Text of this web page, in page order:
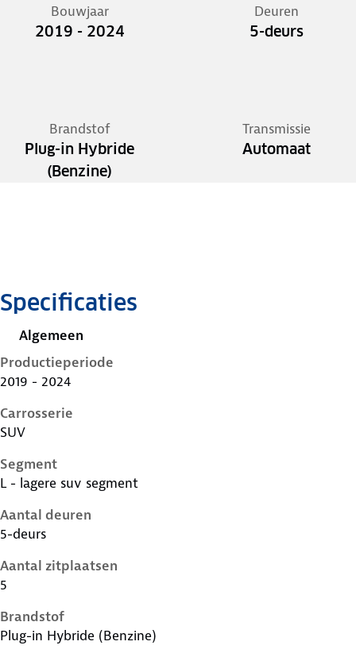
Bouwjaar
2019 - 2024
Deuren
5-deurs
Brandstof
Plug-in Hybride
(Benzine)
Transmissie
Automaat
Specificaties
Algemeen
Productieperiode
2019 - 2024
Carrosserie
SUV
Segment
L - lagere suv segment
Aantal deuren
5-deurs
Aantal zitplaatsen
5
Brandstof
Plug-in Hybride (Benzine)